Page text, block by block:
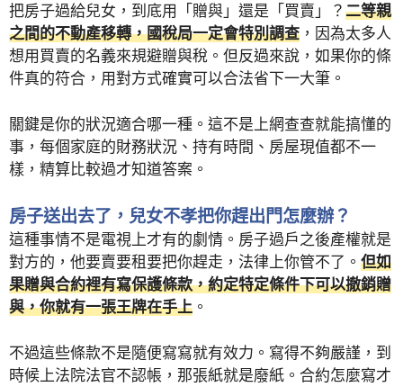
把房子過給兒女，到底用「贈與」還是「買賣」？ 二等親
之間的不動產移轉，國稅局一定會特別調查 ，因為太多人
想用買賣的名義來規避贈與稅。但反過來說，如果你的條
件真的符合，用對方式確實可以合法省下一大筆。
關鍵是你的狀況適合哪一種。這不是上網查查就能搞懂的
事，每個家庭的財務狀況、持有時間、房屋現值都不一
樣，精算比較過才知道答案。
房子送出去了，兒女不孝把你趕出門怎麼辦？
這種事情不是電視上才有的劇情。房子過戶之後產權就是
對方的，他要賣要租要把你趕走，法律上你管不了。 但如
果贈與合約裡有寫保護條款，約定特定條件下可以撤銷贈
與，你就有一張王牌在手上 。
不過這些條款不是隨便寫寫就有效力。寫得不夠嚴謹，到
時候上法院法官不認帳，那張紙就是廢紙。合約怎麼寫才